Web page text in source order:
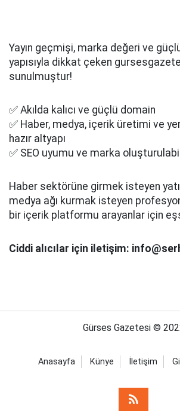
Yayın geçmişi, marka değeri ve
yapısıyla dikkat çeken
sunulmuştur!
✅ Akılda kalıcı ve güçlü domain
✅ Haber, medya, içerik üretimi ve
hazır altyapı
✅ SEO uyumu ve marka
Haber sektörüne girmek isteyen
medya ağı kurmak isteyen
bir içerik platformu arayanlar için
Ciddi alıcılar için iletişim:
Gürses Gazetesi ©
Anasayfa Künye İletişim